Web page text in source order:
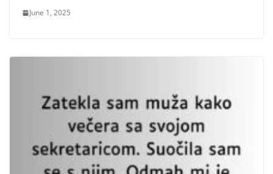
June 1, 2025